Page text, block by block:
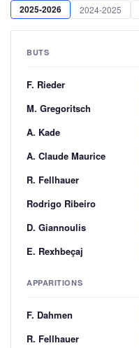
2025-2026 2024-2025
BUTS
F. Rieder
M. Gregoritsch
A. Kade
A. Claude Maurice
R. Fellhauer
Rodrigo Ribeiro
D. Giannoulis
E. Rexhbeçaj
APPARITIONS
F. Dahmen
R. Fellhauer